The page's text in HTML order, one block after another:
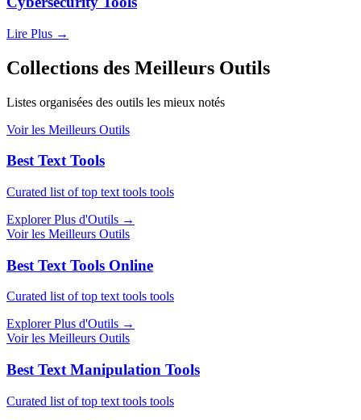
Lire Plus →
Collections des Meilleurs Outils
Listes organisées des outils les mieux notés
Voir les Meilleurs Outils
Best Text Tools
Curated list of top text tools tools
Explorer Plus d'Outils →
Voir les Meilleurs Outils
Best Text Tools Online
Curated list of top text tools tools
Explorer Plus d'Outils →
Voir les Meilleurs Outils
Best Text Manipulation Tools
Curated list of top text tools tools